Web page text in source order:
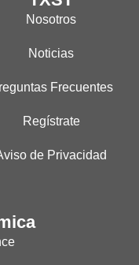
Nosotros
Noticias
Frecuentes
Regístrate
de Privacidad